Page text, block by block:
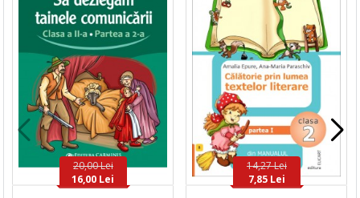
20,00 Lei
16,00 Lei
14,27 Lei
7,85 Lei